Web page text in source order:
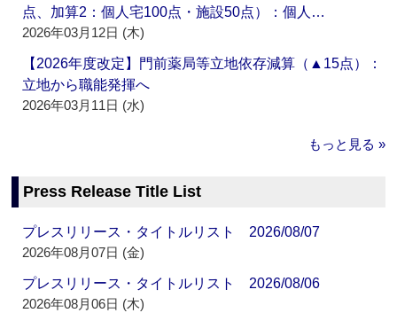
点、加算2：個人宅100点・施設50点）：個人…
2026年03月12日 (木)
【2026年度改定】門前薬局等立地依存減算（▲15点）：
立地から職能発揮へ
2026年03月11日 (水)
もっと見る »
Press Release Title List
プレスリリース・タイトルリスト 2026/08/07
2026年08月07日 (金)
プレスリリース・タイトルリスト 2026/08/06
2026年08月06日 (木)